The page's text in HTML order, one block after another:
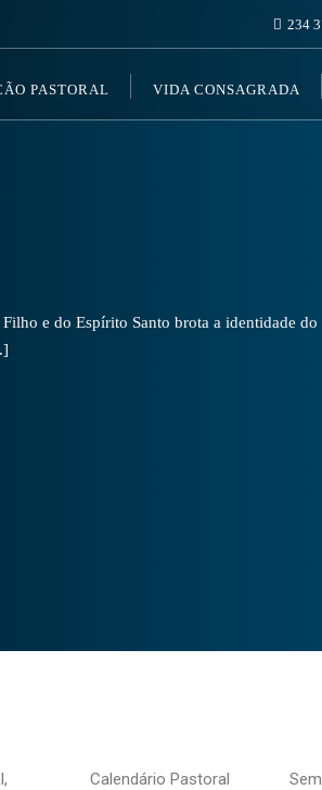
234
PASTORAL VIDA CONSAGRADA
e do Espírito Santo brota a identidade do
Calendário Pastoral